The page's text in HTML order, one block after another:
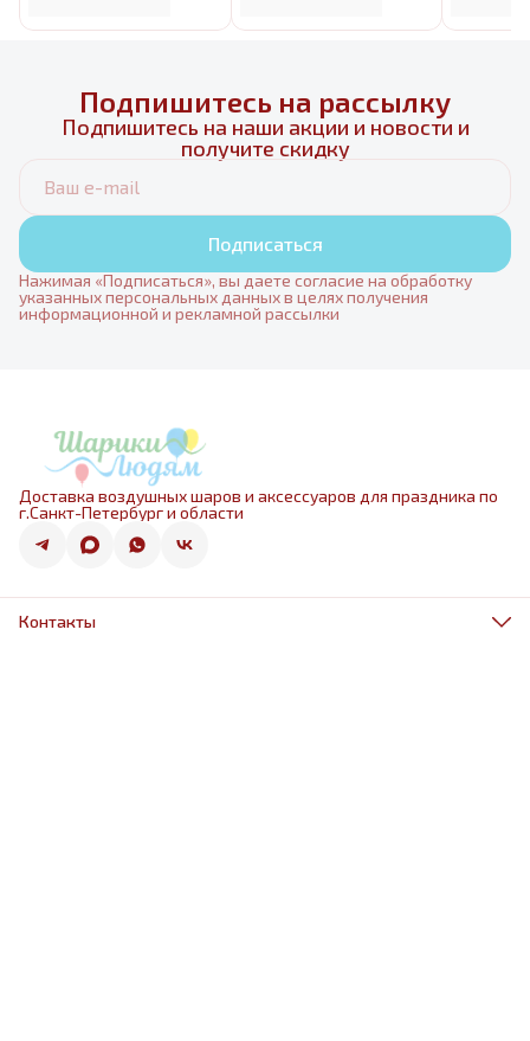
Подпишитесь на рассылку
Подпишитесь на наши акции и новости и
получите скидку
Подписаться
Нажимая «Подписаться», вы даете согласие на обработку
указанных персональных данных в целях получения
информационной и рекламной рассылки
Доставка воздушных шаров и аксессуаров для праздника по
г.Санкт-Петербург и области
Контакты